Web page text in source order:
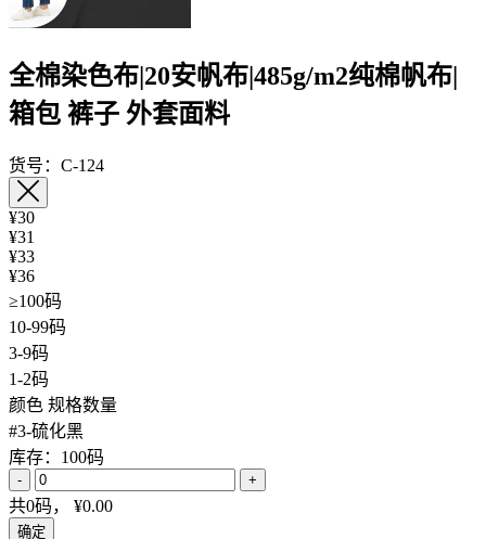
全棉染色布|20安帆布|485g/m2纯棉帆布|
箱包 裤子 外套面料
货号：C-124
¥30
¥31
¥33
¥36
≥100码
10-99码
3-9码
1-2码
颜色 规格数量
#3-硫化黑
库存：100码
- +
共0码， ¥0.00
确定